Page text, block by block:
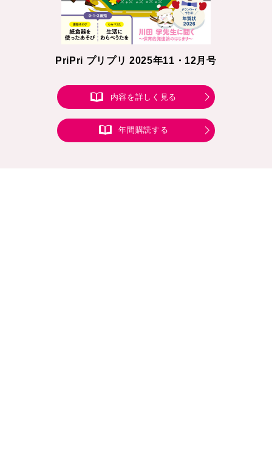
PriPri プリプリ 2025年11・12月号
内容を詳しく見る
年間購読する